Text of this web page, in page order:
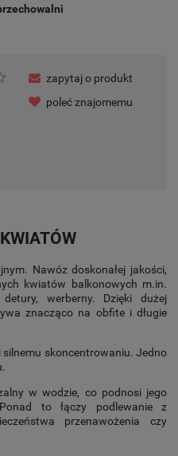
zapytaj o produkt
poleć znajomemu
Nawóz doskonałej jakości,
kwiatów balkonowych m.in.
werberny. Dzięki dużej
znacząco na obfite i długie
skoncentrowaniu. Jedno
w wodzie, co podnosi jego
to łączy podlewanie z
przenawożenia czy